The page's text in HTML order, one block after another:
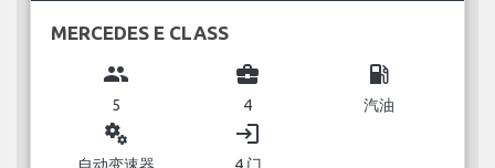
MERCEDES E CLASS
group
5
business_center
4
local_gas_station
汽油
miscellaneous_services login